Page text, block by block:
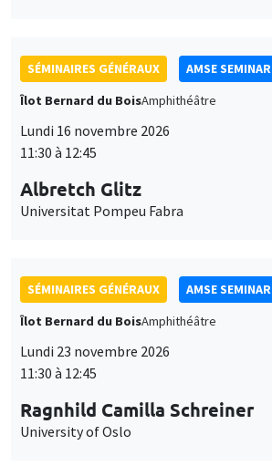
SÉMINAIRES GÉNÉRAUX
AMSE SEMINAR
Îlot Bernard du BoisAmphithéâtre
Lundi 16 novembre 2026
11:30 à 12:45
Albretch Glitz
Universitat Pompeu Fabra
SÉMINAIRES GÉNÉRAUX
AMSE SEMINAR
Îlot Bernard du BoisAmphithéâtre
Lundi 23 novembre 2026
11:30 à 12:45
Ragnhild Camilla Schreiner
University of Oslo